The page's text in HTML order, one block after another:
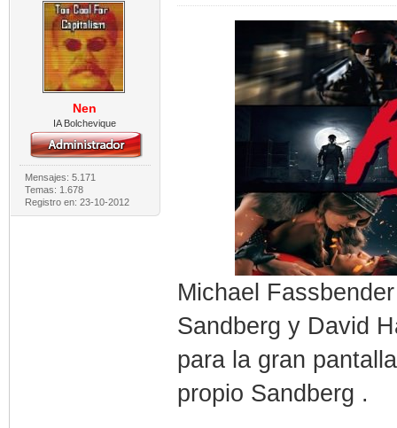
Nen
IA Bolchevique
Mensajes: 5.171
Temas: 1.678
Registro en: 23-10-2012
Michael
Sandberg y David
para la gran
propio Sandberg .